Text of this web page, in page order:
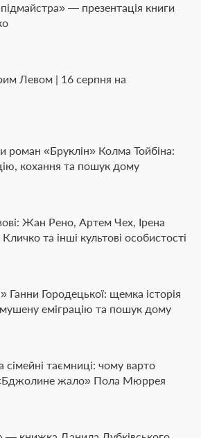
— презентація книги
Левом | 16 серпня на
роман «Бруклін» Колма Тойбіна:
кохання та пошук дому
Жан Рено, Артем Чех, Ірена
та інші культові особистості
Ганни Городецької: щемка історія
еміграцію та пошук дому
сімейні таємниці: чому варто
жало» Пола Мюррея